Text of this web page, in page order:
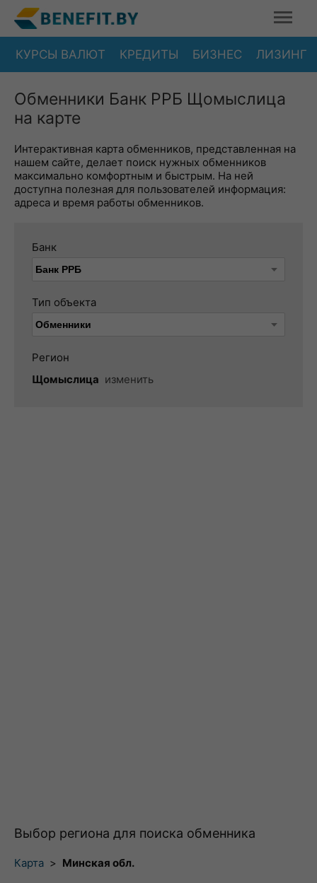
КУРСЫ ВАЛЮТ КРЕДИТЫ БИЗНЕС ЛИЗИНГ
Обменники Банк РРБ Щомыслица
на карте
Интерактивная карта обменников, представленная на
нашем сайте, делает поиск нужных обменников
максимально комфортным и быстрым. На ней
доступна полезная для пользователей информация:
адреса и время работы обменников.
Банк
Тип объекта
Регион
Щомыслица изменить
Выбор региона для поиска обменника
Карта > Минская обл.